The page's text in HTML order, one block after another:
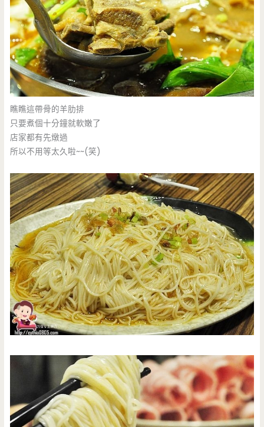
瞧瞧這帶骨的羊肋排
只要煮個十分鐘就軟嫩了
店家都有先燉過
所以不用等太久啦~~(笑)